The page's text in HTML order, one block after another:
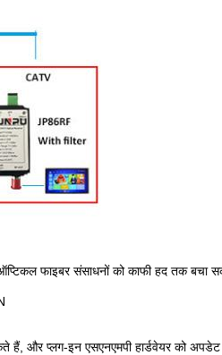
फाइबर संसाधनों को काफी हद तक बचा
और प्लग-इन एसएनएमपी हार्डवेयर को अपडेट